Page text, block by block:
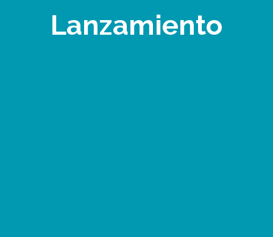
Lanzamiento